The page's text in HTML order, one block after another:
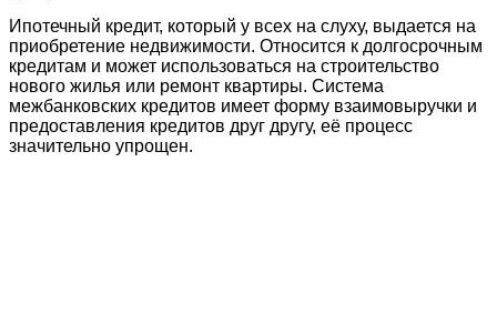
Ипотечный кредит, который у всех на слуху, выдается на
приобретение недвижимости. Относится к долгосрочным
кредитам и может использоваться на строительство
нового жилья или ремонт квартиры. Система
межбанковских кредитов имеет форму взаимовыручки и
предоставления кредитов друг другу, её процесс
значительно упрощен.